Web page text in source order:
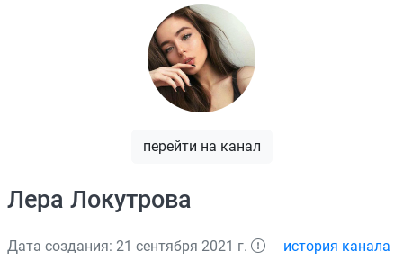
перейти на канал
Лера Локутрова
Дата создания: 21 сентября 2021 г. история канала